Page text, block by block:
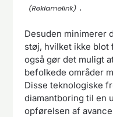
.
Desuden minimerer
støj, hvilket ikke blot
også gør det muligt
befolkede områder
Disse teknologiske
diamantboring til en
opførelsen af